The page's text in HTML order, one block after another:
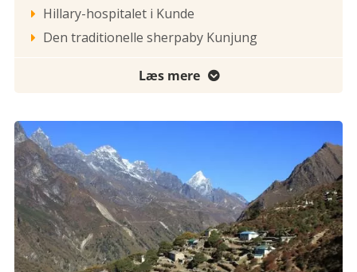
 Hillary-hospitalet i Kunde
 Den traditionelle sherpaby Kunjung
Læs mere 